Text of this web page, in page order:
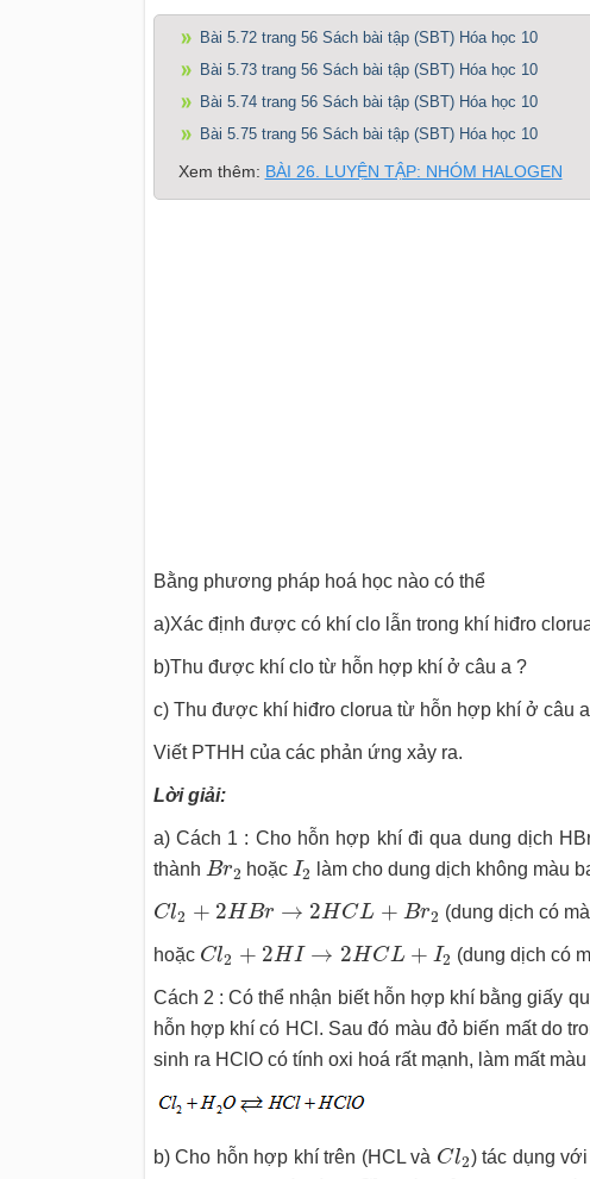
Bài 5.72 trang 56 Sách bài tập (SBT) Hóa học 10
Bài 5.73 trang 56 Sách bài tập (SBT) Hóa học 10
Bài 5.74 trang 56 Sách bài tập (SBT) Hóa học 10
Bài 5.75 trang 56 Sách bài tập (SBT) Hóa học 10
Xem thêm: BÀI 26. LUYỆN TẬP: NHÓM HALOGEN
Bằng phương pháp hoá học nào có thể
a)Xác định được có khí clo lẫn trong khí hiđro
b)Thu được khí clo từ hỗn hợp khí ở câu a ?
c) Thu được khí hiđro clorua từ hỗn hợp khí ở câu
Viết PTHH của các phản ứng xảy ra.
Lời giải:
a) Cách 1 : Cho hỗn hợp khí đi qua dung dịch
thành Br2
Br2 hoặc I2
I2 làm cho dung dịch không màu
Cl2 + 2HBr → 2HCL + Br2
Cl2 2 HBr→ H CL+Br2 (dung dịch có
hoặc Cl2 + 2HI → 2HCL + I2
Cl2 2 HI→2 H CL+I2 (dung dịch có
Cách 2 : Có thể nhận biết hỗn hợp khí bằng giấy
hỗn hợp khí có HCl. Sau đó màu đỏ biến mất do
sinh ra HClO có tính oxi hoá rất mạnh, làm mất màu
b) Cho hỗn hợp khí trên (HCL và Cl2
Cl2 ) tác dụng